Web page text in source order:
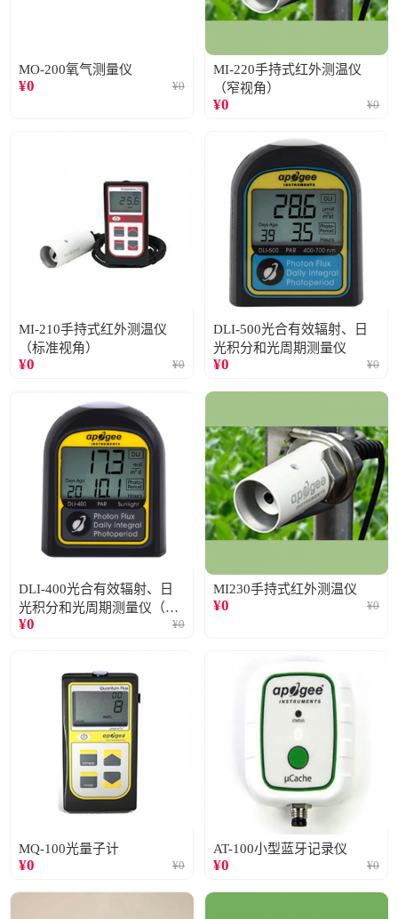
MO-200氧气测量仪
¥0 ¥0
MI-220手持式红外测温仪
（窄视角）
¥0 ¥0
MI-210手持式红外测温仪
（标准视角）
¥0 ¥0
DLI-500光合有效辐射、日
光积分和光周期测量仪
¥0 ¥0
DLI-400光合有效辐射、日
光积分和光周期测量仪（仅
阳光）
¥0 ¥0
MI230手持式红外测温仪
¥0 ¥0
MQ-100光量子计
¥0 ¥0
AT-100小型蓝牙记录仪
¥0 ¥0